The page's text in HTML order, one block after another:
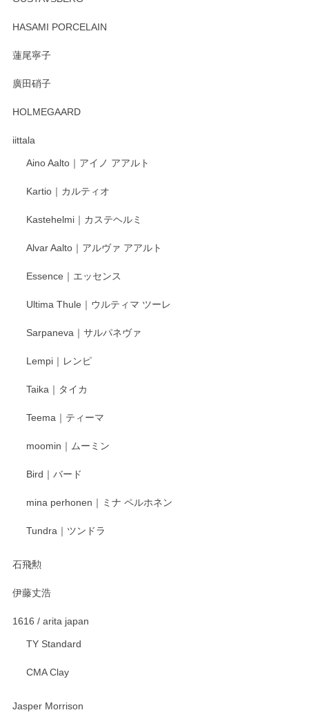
HASAMI PORCELAIN
蓮尾寧子
廣田硝子
HOLMEGAARD
iittala
Aino Aalto｜アイノ アアルト
Kartio｜カルティオ
Kastehelmi｜カステヘルミ
Alvar Aalto｜アルヴァ アアルト
Essence｜エッセンス
Ultima Thule｜ウルティマ ツーレ
Sarpaneva｜サルパネヴァ
Lempi｜レンピ
Taika｜タイカ
Teema｜ティーマ
moomin｜ムーミン
Bird｜バード
mina perhonen｜ミナ ペルホネン
Tundra｜ツンドラ
石飛勲
伊藤丈浩
1616 / arita japan
TY Standard
CMA Clay
Jasper Morrison